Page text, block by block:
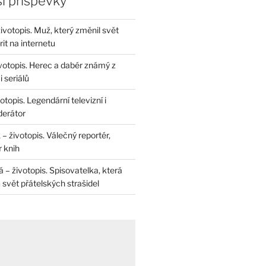
Muž, který změnil svět
na internetu
Herec a dabér známý z
seriálů
Legendární televizní i
životopis. Válečný reportér,
knih
– životopis. Spisovatelka, která
přátelských strašidel